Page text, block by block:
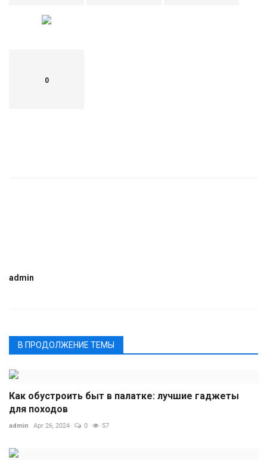
0
admin
В ПРОДОЛЖЕНИЕ ТЕМЫ
Как обустроить быт в палатке: лучшие гаджеты
для походов
admin Apr 26, 2024 0 57